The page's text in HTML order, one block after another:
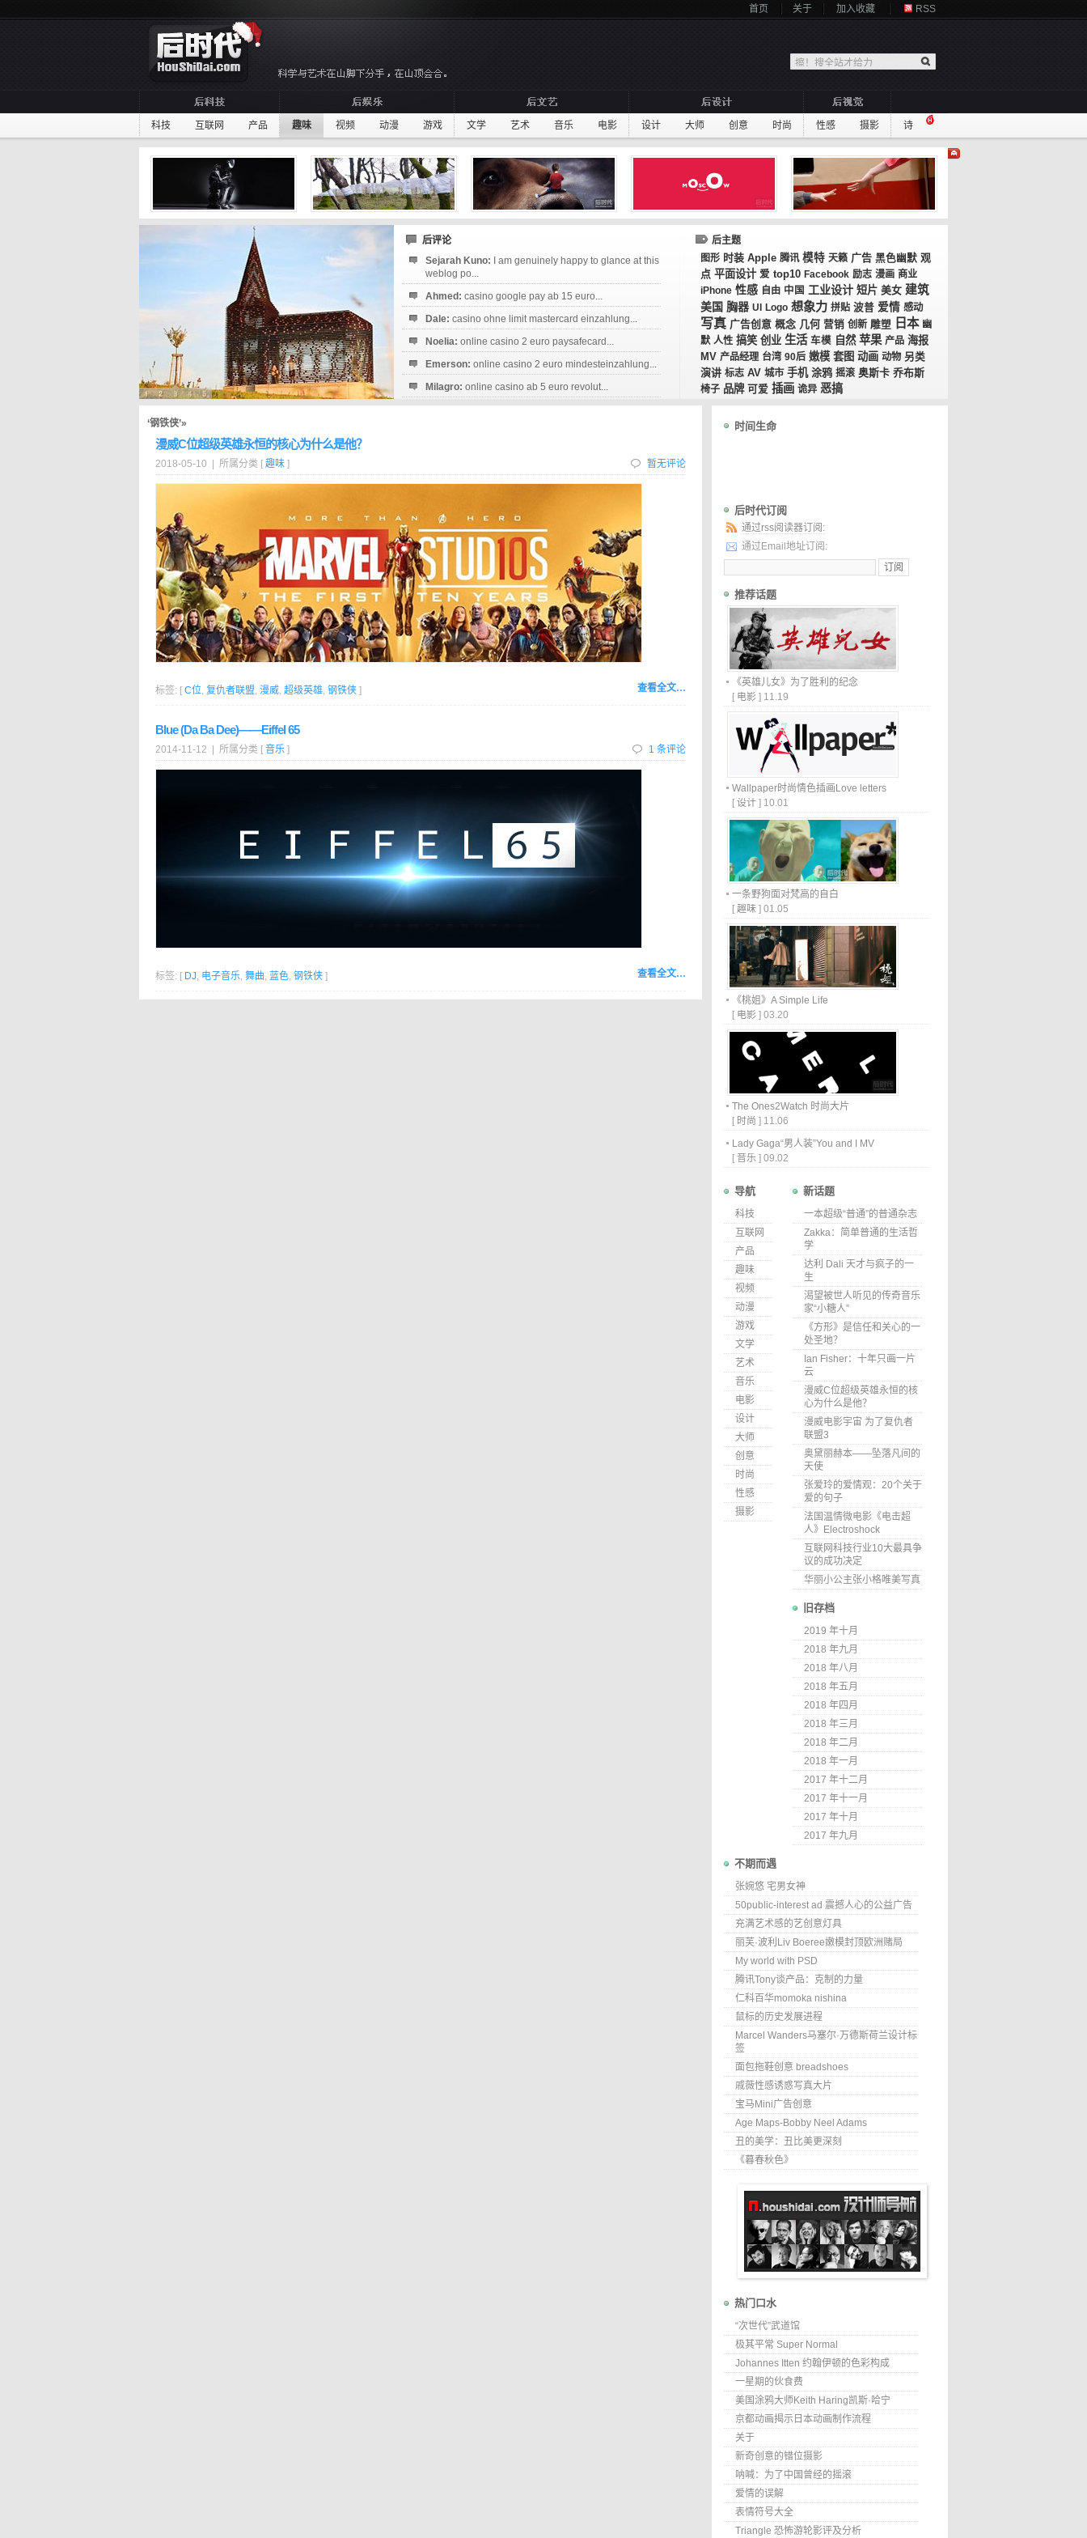
首页 关于 加入收藏 RSS
科技 互联网 产品 趣味 视频 动漫 游戏 文学 艺术 音乐 电影 设计 大师 创意 时尚 性感 摄影 诗
后评论
Sejarah Kuno:
I am genuinely happy to glance at this
weblog po...
Ahmed: casino google pay ab 15 euro...
Dale: casino ohne limit mastercard einzahlung...
Noelia: online casino 2 euro paysafecard...
Emerson: online casino 2 euro mindesteinzahlung...
Milagro: online casino ab 5 euro revolut...
后主题
图形 时装 Apple 腾讯 模特 天籁 广告 黑色幽默 观
点 平面设计 爱 top10 Facebook 励志 漫画 商业
iPhone 性感 自由 中国 工业设计 短片 美女 建筑
美国 胸器 UI Logo 想象力 拼贴 波普 爱情 感动
写真 广告创意 概念 几何 营销 创新 雕塑 日本 幽
默 人性 搞笑 创业 生活 车模 自然 苹果 产品 海报
MV 产品经理 台湾 90后 嫩模 套图 动画 动物 另类
演讲 标志 AV 城市 手机 涂鸦 摇滚 奥斯卡 乔布斯
椅子 品牌 可爱 插画 诡异 恶搞
‘钢铁侠’»
漫威C位超级英雄永恒的核心为什么是他？
2018-05-10 | 所属分类 [ 趣味 ] 暂无评论
查看全文…
标签: [ C位, 复仇者联盟, 漫威, 超级英雄, 钢铁侠 ]
Blue (Da Ba Dee)——Eiffel 65
2014-11-12 | 所属分类 [ 音乐 ] 1 条评论
查看全文…
标签: [ DJ, 电子音乐, 舞曲, 蓝色, 钢铁侠 ]
时间生命
后时代订阅
通过rss阅读器订阅:
通过Email地址订阅:
推荐话题
《英雄儿女》为了胜利的纪念
[ 电影 ] 11.19
Wallpaper时尚情色插画Love letters
[ 设计 ] 10.01
一条野狗面对梵高的自白
[ 趣味 ] 01.05
《桃姐》A Simple Life
[ 电影 ] 03.20
The Ones2Watch 时尚大片
[ 时尚 ] 11.06
Lady Gaga“男人装”You and I MV
[ 音乐 ] 09.02
导航
科技
互联网
产品
趣味
视频
动漫
游戏
文学
艺术
音乐
电影
设计
大师
创意
时尚
性感
摄影
新话题
一本超级“普通”的普通杂志
Zakka：简单普通的生活哲
学
达利 Dali 天才与疯子的一
生
渴望被世人听见的传奇音乐
家“小糖人”
《方形》是信任和关心的一
处圣地？
Ian Fisher：十年只画一片
云
漫威C位超级英雄永恒的核
心为什么是他？
漫威电影宇宙 为了复仇者
联盟3
奥黛丽赫本——坠落凡间的
天使
张爱玲的爱情观：20个关于
爱的句子
法国温情微电影《电击超
人》Electroshock
互联网科技行业10大最具争
议的成功决定
华丽小公主张小格唯美写真
旧存档
2019 年十月
2018 年九月
2018 年八月
2018 年五月
2018 年四月
2018 年三月
2018 年二月
2018 年一月
2017 年十二月
2017 年十一月
2017 年十月
2017 年九月
不期而遇
张婉悠 宅男女神
50public-interest ad 震撼人心的公益广告
充满艺术感的艺创意灯具
丽芙·波利Liv Boeree嫩模封顶欧洲赌局
My world with PSD
腾讯Tony谈产品：克制的力量
仁科百华momoka nishina
鼠标的历史发展进程
Marcel Wanders马塞尔·万德斯荷兰设计标
签
面包拖鞋创意 breadshoes
戚薇性感诱惑写真大片
宝马Mini广告创意
Age Maps-Bobby Neel Adams
丑的美学：丑比美更深刻
《暮春秋色》
热门口水
“次世代”武道馆
极其平常 Super Normal
Johannes Itten 约翰伊顿的色彩构成
一星期的伙食费
美国涂鸦大师Keith Haring凯斯·哈宁
京都动画揭示日本动画制作流程
关于
新奇创意的错位摄影
呐喊：为了中国曾经的摇滚
爱情的误解
表情符号大全
Triangle 恐怖游轮影评及分析